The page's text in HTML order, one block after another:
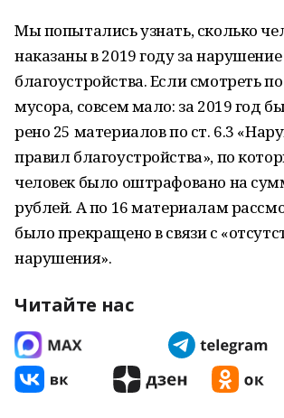
Мы попытались узнать, сколько
наказаны в 2019 году за
благоустройства. Если смотреть
мусора, совсем мало: за 2019 год
рено 25 материалов по ст. 6.3
правил благоустройства», по
человек было оштрафовано на
рублей. А по 16 материалам
было прекращено в связи с
нарушения».
Читайте нас